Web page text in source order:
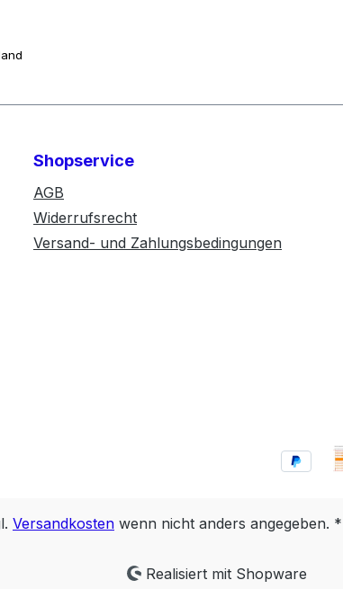
Shopservice
AGB
Widerrufsrecht
Versand- und Zahlungsbedingungen
Versandkosten wenn nicht anders angegeben.
Realisiert mit Shopware